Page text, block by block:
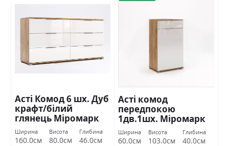
Асті Комод 6 шх. Дуб
крафт/білий
глянець Міромарк
Ширина
160.0см
Висота
80.0см
Глибина
46.0см
Асті комод
передпокою
1дв.1шх. Міромарк
Ширина
60.0см
Висота
103.0см
Глибина
40.0см